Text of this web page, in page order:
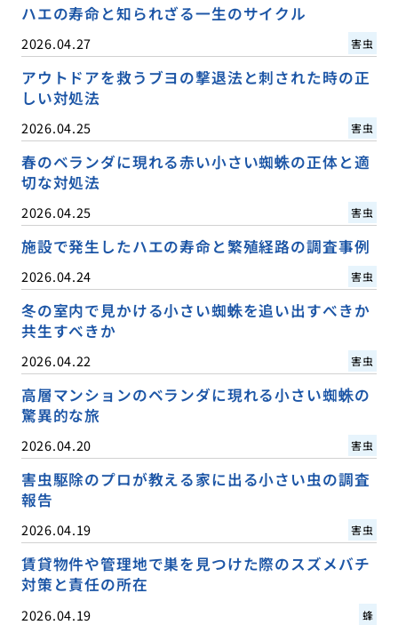
ハエの寿命と知られざる一生のサイクル
2026.04.27 害虫
アウトドアを救うブヨの撃退法と刺された時の正
しい対処法
2026.04.25 害虫
春のベランダに現れる赤い小さい蜘蛛の正体と適
切な対処法
2026.04.25 害虫
施設で発生したハエの寿命と繁殖経路の調査事例
2026.04.24 害虫
冬の室内で見かける小さい蜘蛛を追い出すべきか
共生すべきか
2026.04.22 害虫
高層マンションのベランダに現れる小さい蜘蛛の
驚異的な旅
2026.04.20 害虫
害虫駆除のプロが教える家に出る小さい虫の調査
報告
2026.04.19 害虫
賃貸物件や管理地で巣を見つけた際のスズメバチ
対策と責任の所在
2026.04.19 蜂